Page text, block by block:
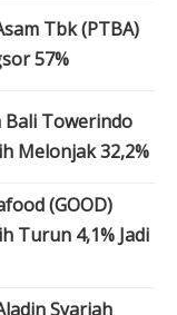
Tbk (PTBA)
57%
Bali Towerindo
Melonjak 32,2%
(GOOD)
Turun 4,1% Jadi
Syariah